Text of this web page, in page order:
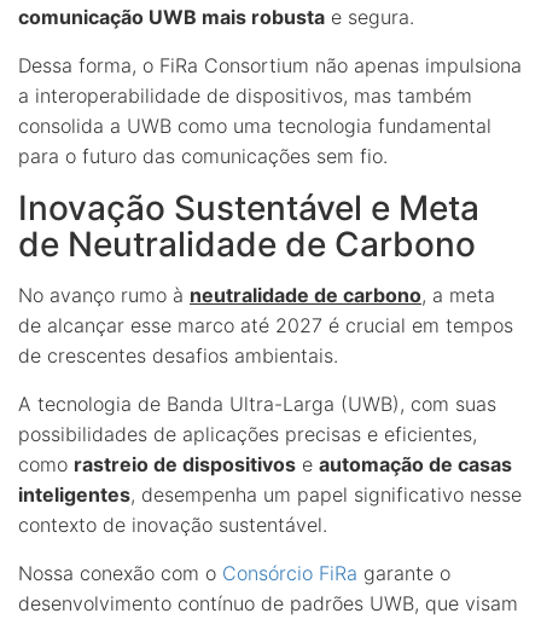
comunicação UWB mais robusta e segura.
Dessa forma, o FiRa Consortium não apenas impulsiona
a interoperabilidade de dispositivos, mas também
consolida a UWB como uma tecnologia fundamental
para o futuro das comunicações sem fio.
Inovação Sustentável e Meta
de Neutralidade de Carbono
No avanço rumo à neutralidade de carbono, a meta
de alcançar esse marco até 2027 é crucial em tempos
de crescentes desafios ambientais.
A tecnologia de Banda Ultra-Larga (UWB), com suas
possibilidades de aplicações precisas e eficientes,
como rastreio de dispositivos e automação de casas
inteligentes, desempenha um papel significativo nesse
contexto de inovação sustentável.
Nossa conexão com o Consórcio FiRa garante o
desenvolvimento contínuo de padrões UWB, que visam